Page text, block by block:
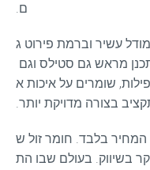
ם.
עשיר וברמת פירוט ג
שומרים על איכות א
בצורה מדויקת יותר.
בלבד. חומר זול ש
בשיווק. בעולם שבו הת